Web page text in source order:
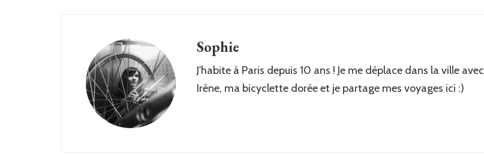
Sophie
J'habite à Paris depuis 10 ans ! Je me déplace dans la ville avec
Irène, ma bicyclette dorée et je partage mes voyages ici :)